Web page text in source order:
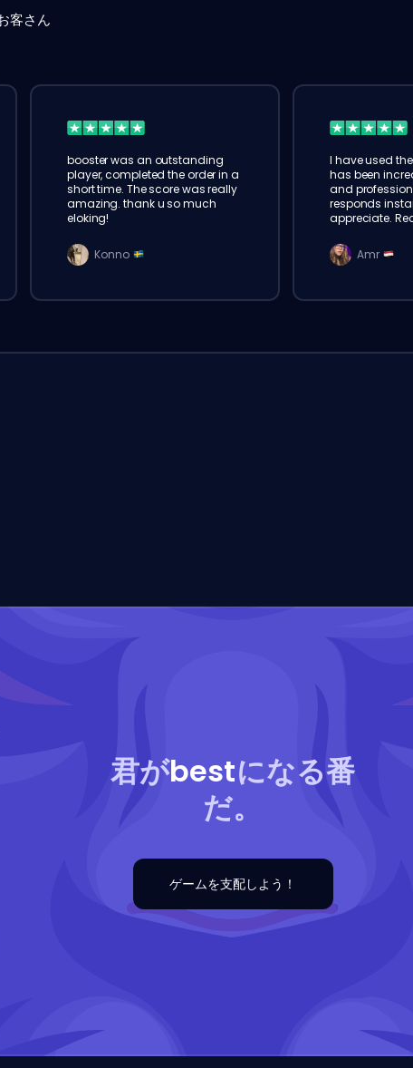
客さん
booster was an outstanding
player, completed the order in a
short time. The score was really
amazing. thank u so much
eloking!
Konno
I have used
has been
and
responds
appreciate.
Amr
君がbestになる番
だ。
ゲームを支配しよう！